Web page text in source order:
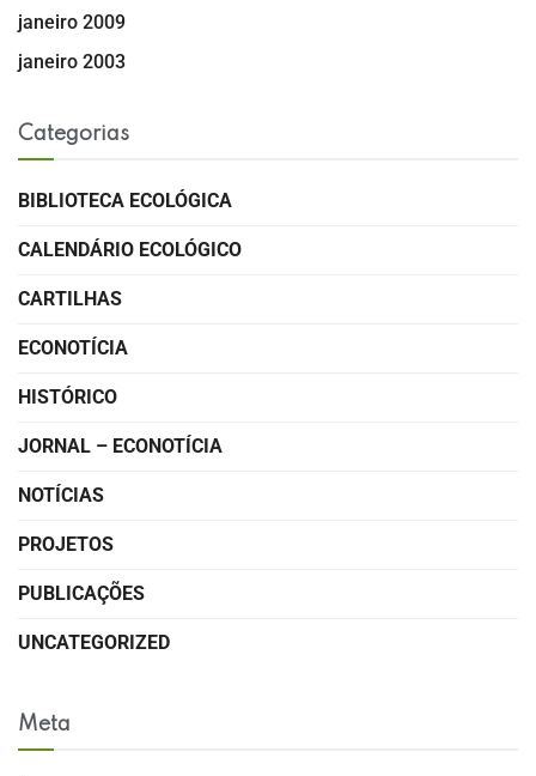
janeiro 2009
janeiro 2003
Categorias
BIBLIOTECA ECOLÓGICA
CALENDÁRIO ECOLÓGICO
CARTILHAS
ECONOTÍCIA
HISTÓRICO
JORNAL – ECONOTÍCIA
NOTÍCIAS
PROJETOS
PUBLICAÇÕES
UNCATEGORIZED
Meta